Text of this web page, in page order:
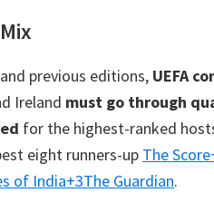
and previous editions, UEFA
Ireland must go through
for the highest-ranked
eight runners-up The Score
of India+3The Guardian.